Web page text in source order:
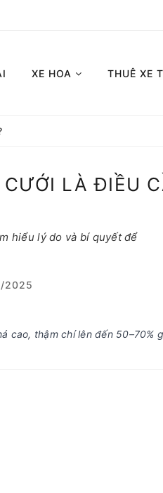
XE HOA THUÊ XE
LÀ ĐIỀU
hiểu lý do và bí quyết để
2025
cao, thậm chí lên đến 50–70%